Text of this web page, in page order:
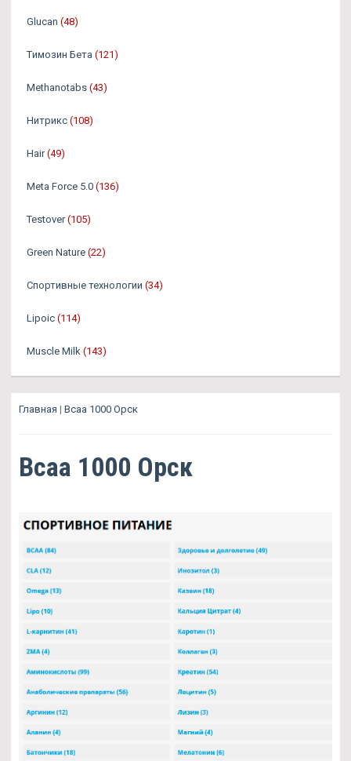
Glucan (48)
Tимозин Бета (121)
Methanotabs (43)
Нитрикс (108)
Hair (49)
Meta Force 5.0 (136)
Testover (105)
Green Nature (22)
Спортивные технологии (34)
Lipoic (114)
Muscle Milk (143)
Главная | Bcaa 1000 Орск
Bcaa 1000 Орск